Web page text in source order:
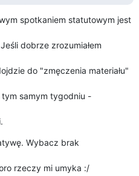
spotkaniem statutowym jest
dobrze zrozumiałem
do "zmęczenia materiału"
samym tygodniu -
Wybacz brak
rzeczy mi umyka :/